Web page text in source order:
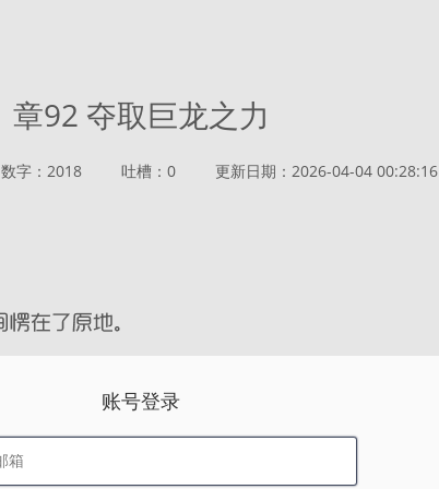
章92 夺取巨龙之力
数字：2018 吐槽：0 更新日期：2026-04-04 00:28:16
账号登录